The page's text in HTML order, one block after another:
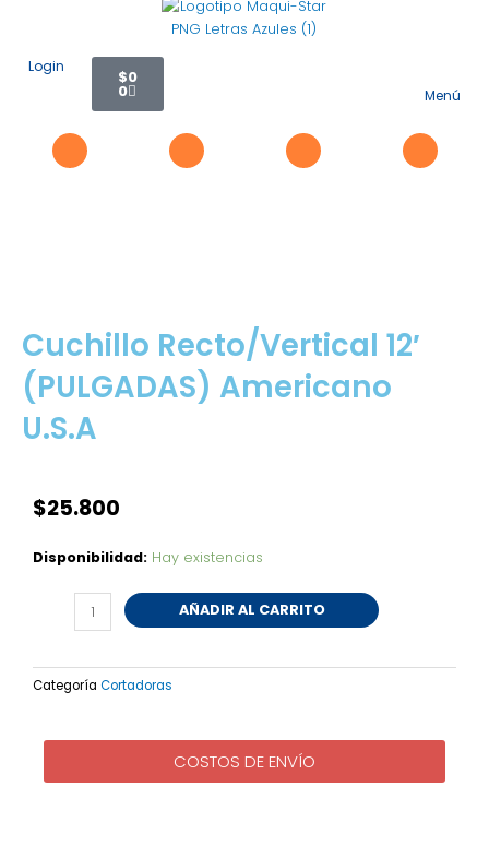
Login
$0
0
Carrito
Menú
Cuchillo Recto/Vertical 12′
(PULGADAS) Americano
U.S.A
$25.800
Disponibilidad: Hay existencias
Cuchillo
U.S.A
cantidad
AÑADIR AL CARRITO
Categoría Cortadoras
COSTOS DE ENVÍO